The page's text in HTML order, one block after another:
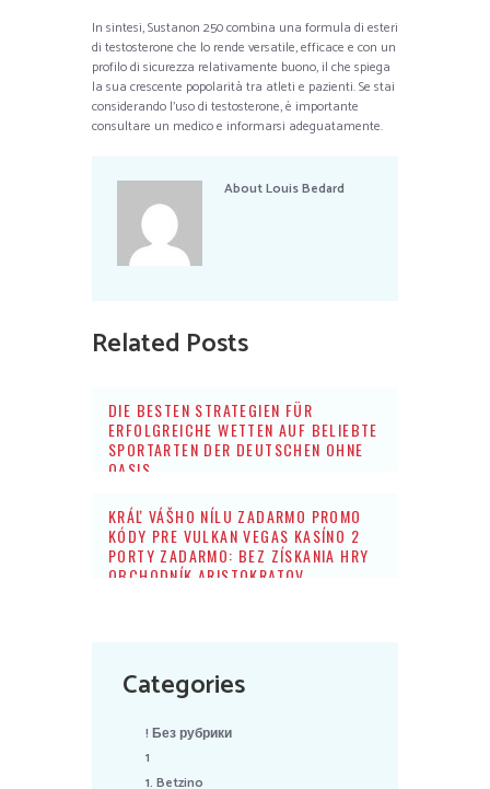
In sintesi, Sustanon 250 combina una formula di esteri
di testosterone che lo rende versatile, efficace e con un
profilo di sicurezza relativamente buono, il che spiega
la sua crescente popolarità tra atleti e pazienti. Se stai
considerando l’uso di testosterone, è importante
consultare un medico e informarsi adeguatamente.
AboutLouis Bedard
Related Posts
DIE BESTEN STRATEGIEN FÜR
ERFOLGREICHE WETTEN AUF BELIEBTE
SPORTARTEN DER DEUTSCHEN OHNE
OASIS
KRÁĽ VÁŠHO NÍLU ZADARMO PROMO
KÓDY PRE VULKAN VEGAS KASÍNO 2
PORTY ZADARMO: BEZ ZÍSKANIA HRY
OBCHODNÍK ARISTOKRATOV
Categories
! Без рубрики
1
1. Betzino